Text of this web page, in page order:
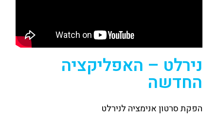
נירלט – האפליקציה
החדשה
הפקת סרטון אנימציה לנירלט